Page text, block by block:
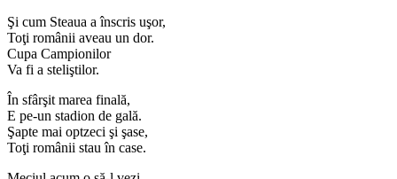
Şi cum Steaua a înscris uşor,
Toţi românii aveau un dor.
Cupa Campionilor
Va fi a steliştilor.
În sfârşit marea finală,
E pe-un stadion de gală.
Şapte mai optzeci şi şase,
Toţi românii stau în case.